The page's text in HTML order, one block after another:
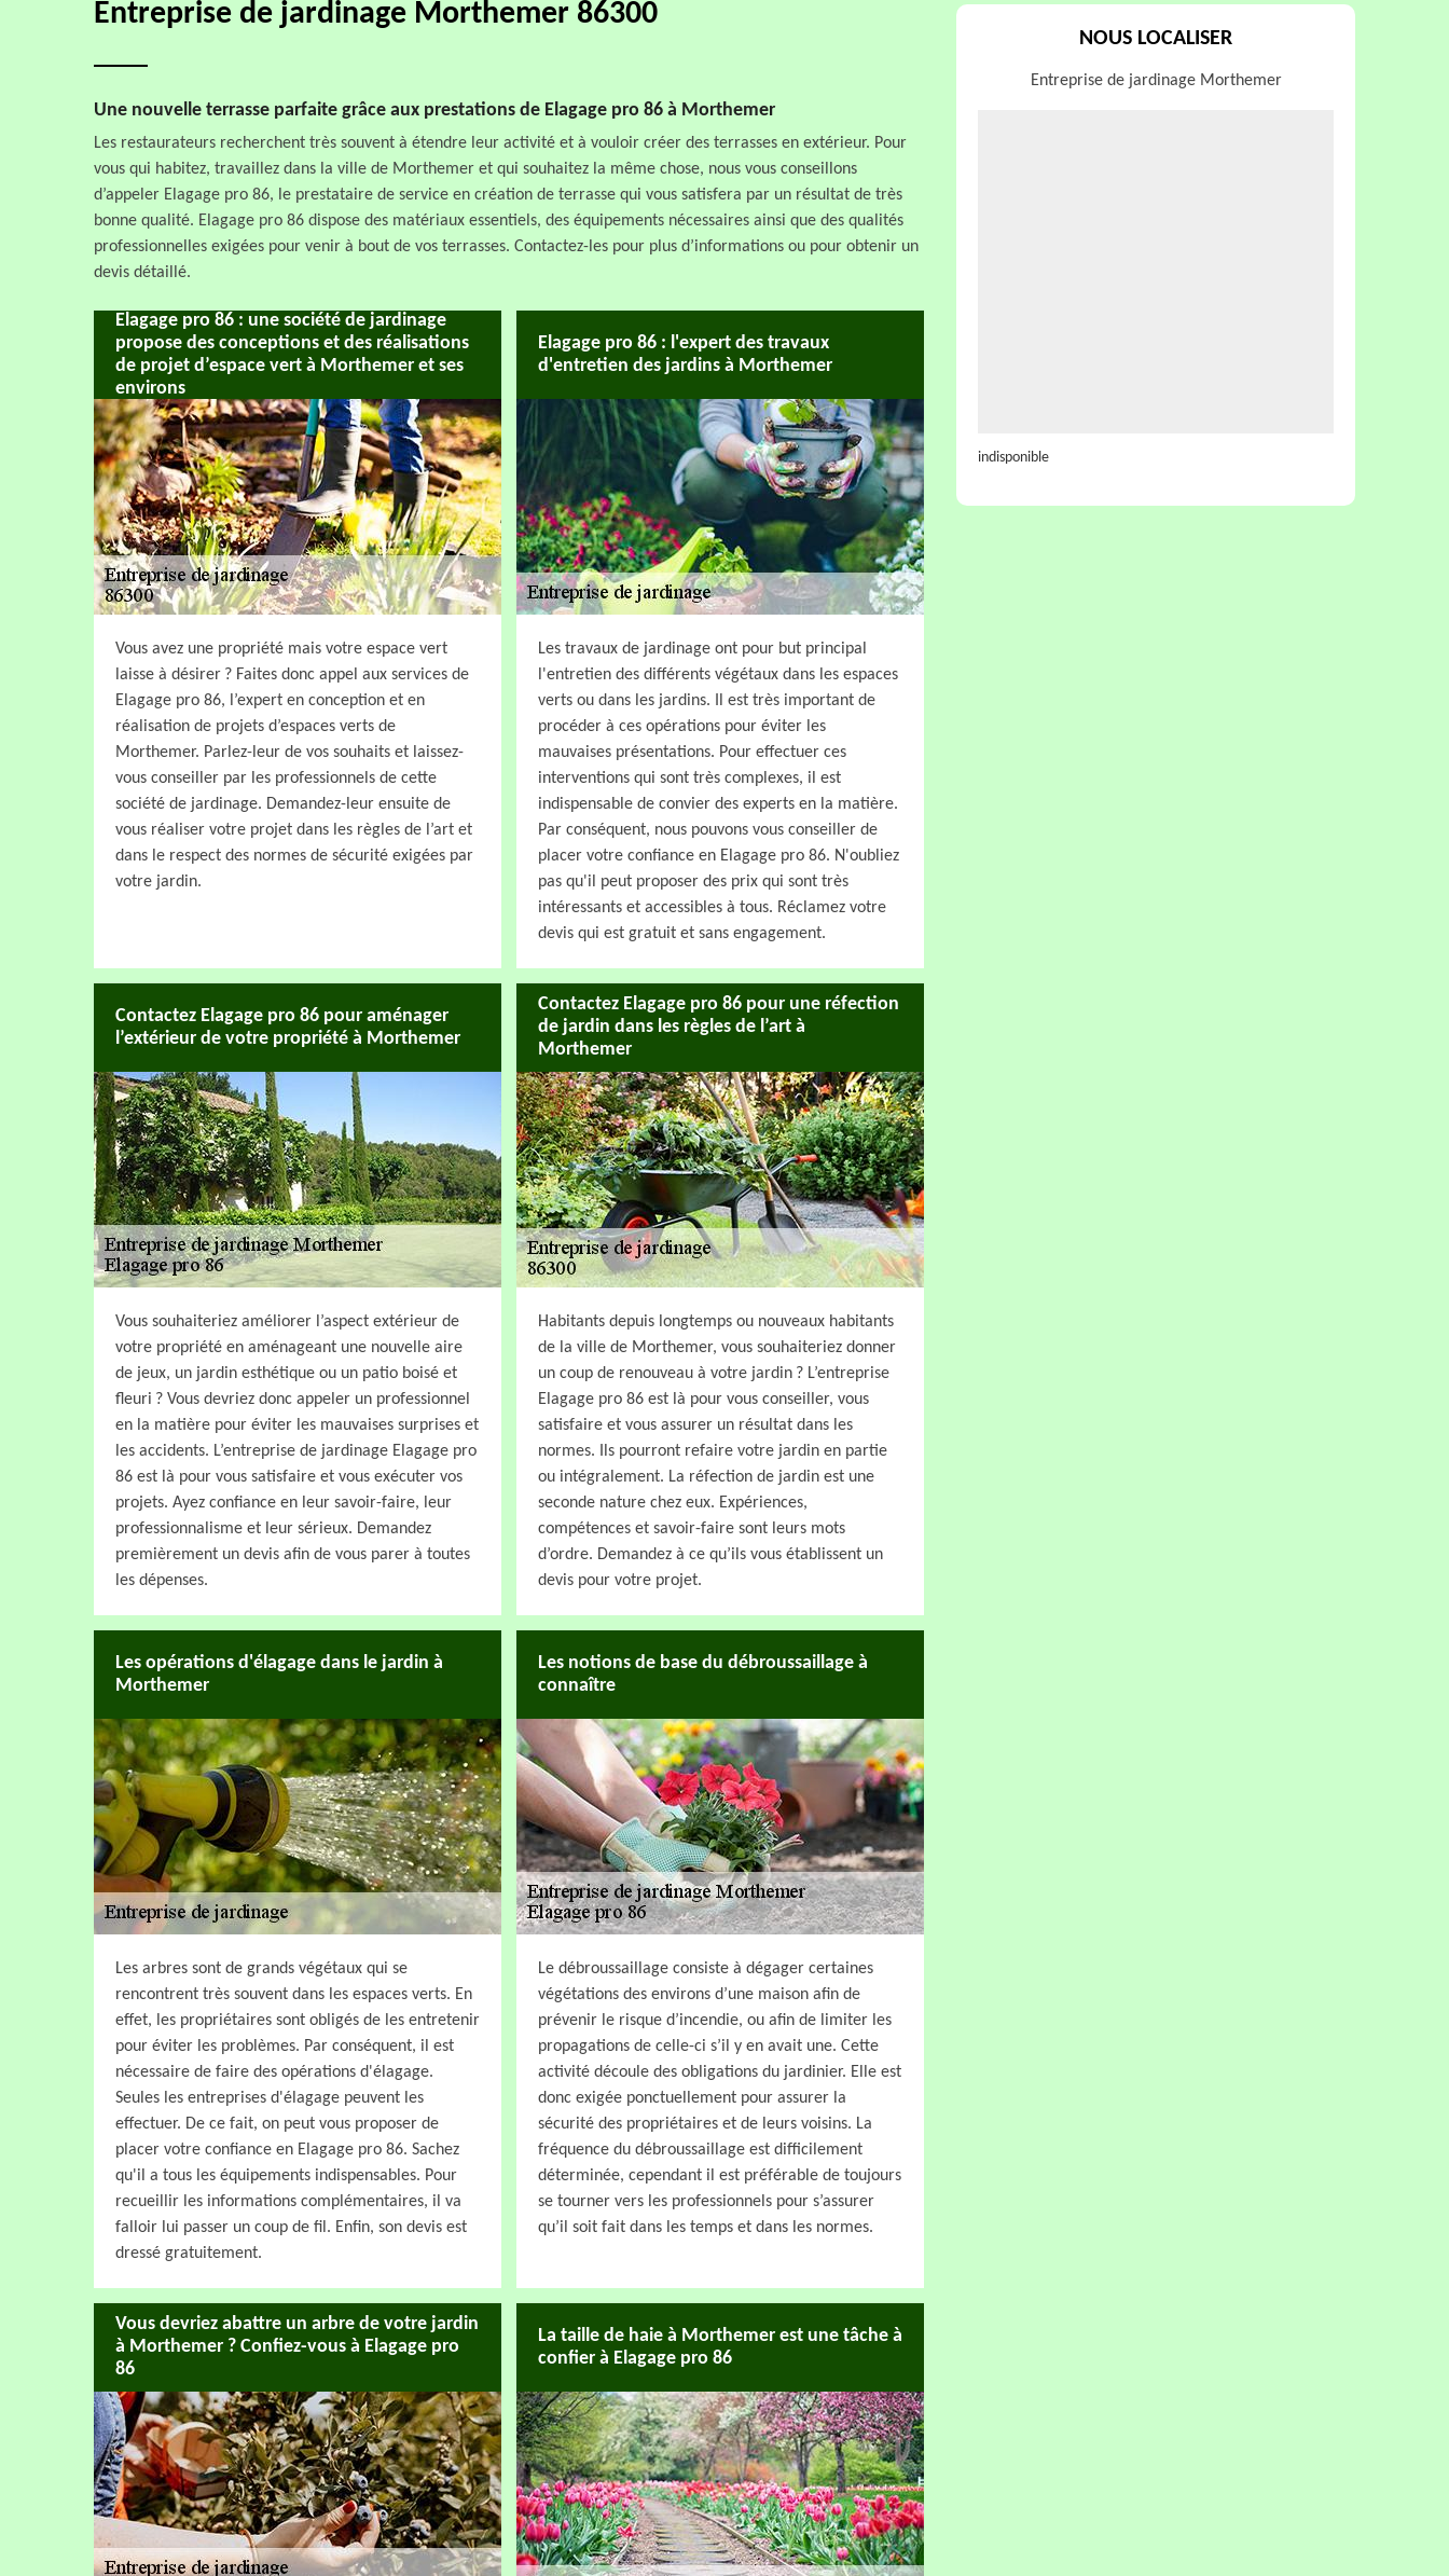
Entreprise de jardinage Morthemer 86300
Une nouvelle terrasse parfaite grâce aux prestations de Elagage pro 86 à Morthemer
Les restaurateurs recherchent très souvent à étendre leur activité et à vouloir créer des terrasses en extérieur. Pour
vous qui habitez, travaillez dans la ville de Morthemer et qui souhaitez la même chose, nous vous conseillons
d’appeler Elagage pro 86, le prestataire de service en création de terrasse qui vous satisfera par un résultat de très
bonne qualité. Elagage pro 86 dispose des matériaux essentiels, des équipements nécessaires ainsi que des qualités
professionnelles exigées pour venir à bout de vos terrasses. Contactez-les pour plus d’informations ou pour obtenir un
devis détaillé.
Elagage pro 86 : une société de jardinage
propose des conceptions et des réalisations
de projet d’espace vert à Morthemer et ses
environs
Vous avez une propriété mais votre espace vert
laisse à désirer ? Faites donc appel aux services de
Elagage pro 86, l’expert en conception et en
réalisation de projets d’espaces verts de
Morthemer. Parlez-leur de vos souhaits et laissez-
vous conseiller par les professionnels de cette
société de jardinage. Demandez-leur ensuite de
vous réaliser votre projet dans les règles de l’art et
dans le respect des normes de sécurité exigées par
votre jardin.
Elagage pro 86 : l'expert des travaux
d'entretien des jardins à Morthemer
Les travaux de jardinage ont pour but principal
l'entretien des différents végétaux dans les espaces
verts ou dans les jardins. Il est très important de
procéder à ces opérations pour éviter les
mauvaises présentations. Pour effectuer ces
interventions qui sont très complexes, il est
indispensable de convier des experts en la matière.
Par conséquent, nous pouvons vous conseiller de
placer votre confiance en Elagage pro 86. N'oubliez
pas qu'il peut proposer des prix qui sont très
intéressants et accessibles à tous. Réclamez votre
devis qui est gratuit et sans engagement.
Contactez Elagage pro 86 pour aménager
l’extérieur de votre propriété à Morthemer
Vous souhaiteriez améliorer l’aspect extérieur de
votre propriété en aménageant une nouvelle aire
de jeux, un jardin esthétique ou un patio boisé et
fleuri ? Vous devriez donc appeler un professionnel
en la matière pour éviter les mauvaises surprises et
les accidents. L’entreprise de jardinage Elagage pro
86 est là pour vous satisfaire et vous exécuter vos
projets. Ayez confiance en leur savoir-faire, leur
professionnalisme et leur sérieux. Demandez
premièrement un devis afin de vous parer à toutes
les dépenses.
Contactez Elagage pro 86 pour une réfection
de jardin dans les règles de l’art à
Morthemer
Habitants depuis longtemps ou nouveaux habitants
de la ville de Morthemer, vous souhaiteriez donner
un coup de renouveau à votre jardin ? L’entreprise
Elagage pro 86 est là pour vous conseiller, vous
satisfaire et vous assurer un résultat dans les
normes. Ils pourront refaire votre jardin en partie
ou intégralement. La réfection de jardin est une
seconde nature chez eux. Expériences,
compétences et savoir-faire sont leurs mots
d’ordre. Demandez à ce qu’ils vous établissent un
devis pour votre projet.
Les opérations d'élagage dans le jardin à
Morthemer
Les arbres sont de grands végétaux qui se
rencontrent très souvent dans les espaces verts. En
effet, les propriétaires sont obligés de les entretenir
pour éviter les problèmes. Par conséquent, il est
nécessaire de faire des opérations d'élagage.
Seules les entreprises d'élagage peuvent les
effectuer. De ce fait, on peut vous proposer de
placer votre confiance en Elagage pro 86. Sachez
qu'il a tous les équipements indispensables. Pour
recueillir les informations complémentaires, il va
falloir lui passer un coup de fil. Enfin, son devis est
dressé gratuitement.
Les notions de base du débroussaillage à
connaître
Le débroussaillage consiste à dégager certaines
végétations des environs d’une maison afin de
prévenir le risque d’incendie, ou afin de limiter les
propagations de celle-ci s’il y en avait une. Cette
activité découle des obligations du jardinier. Elle est
donc exigée ponctuellement pour assurer la
sécurité des propriétaires et de leurs voisins. La
fréquence du débroussaillage est difficilement
déterminée, cependant il est préférable de toujours
se tourner vers les professionnels pour s’assurer
qu’il soit fait dans les temps et dans les normes.
Vous devriez abattre un arbre de votre jardin
à Morthemer ? Confiez-vous à Elagage pro
86
La taille de haie à Morthemer est une tâche à
confier à Elagage pro 86
NOUS LOCALISER
Entreprise de jardinage Morthemer
indisponible